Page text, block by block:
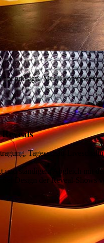
Musikkomposition,
Tagesschau-
und ständigem Abgleich mit
Design der Reveal-Shows